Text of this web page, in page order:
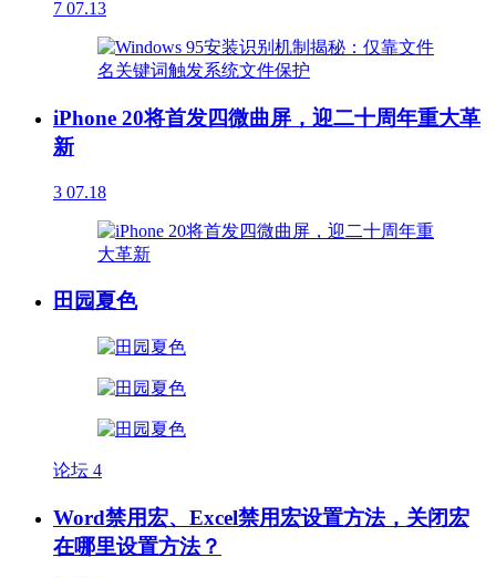
7 07.13
iPhone 20将首发四微曲屏，迎二十周年重大革
新
3 07.18
田园夏色
论坛 4
Word禁用宏、Excel禁用宏设置方法，关闭宏
在哪里设置方法？